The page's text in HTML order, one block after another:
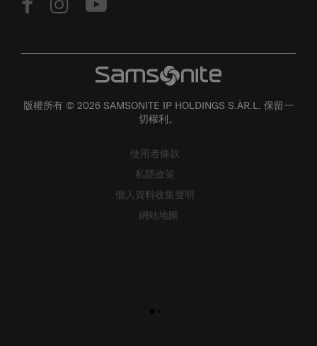
版權所有 © 2026 SAMSONITE IP HOLDINGS S.ÀR.L. 保留一
切權利。
使用者條款
私隱政策
個人資料收集聲明
網站地圖